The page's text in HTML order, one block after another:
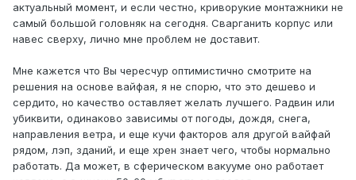
актуальный момент, и если честно, криворукие монтажники не
самый большой головняк на сегодня. Сварганить корпус или
навес сверху, лично мне проблем не доставит.
Мне кажется что Вы чересчур оптимистично смотрите на
решения на основе вайфая, я не спорю, что это дешево и
сердито, но качество оставляет желать лучшего. Радвин или
убиквити, одинаково зависимы от погоды, дождя, снега,
направления ветра, и еще кучи факторов аля другой вайфай
рядом, лэп, зданий, и еще хрен знает чего, чтобы нормально
работать. Да может, в сферическом вакууме оно работает